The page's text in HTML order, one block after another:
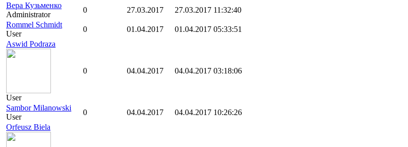
Вера Кузьменко
Administrator
0 27.03.2017
27.03.2017 11:32:40
Rommel Schmidt
User
0 01.04.2017
01.04.2017 05:33:51
Aswid Podraza
User
0 04.04.2017 04.04.2017 03:18:06
Sambor Milanowski
User
0 04.04.2017
04.04.2017 10:26:26
Orfeusz Biela